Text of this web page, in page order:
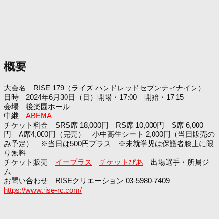
概要
大会名 RISE 179（ライズ ハンドレッドセブンティナイン）
日時 2024年6月30日（日）開場・17:00 開始・17:15
会場 後楽園ホール
中継 ABEMA
チケット料金 SRS席 18,000円 RS席 10,000円 S席 6,000
円 A席4,000円（完売） 小中高生シート 2,000円（当日販売の
み予定） ※当日は500円プラス ※未就学児は保護者膝上に限
り無料
チケット販売 イープラス チケットぴあ 出場選手・所属ジ
ム
お問い合わせ RISEクリエーション 03-5980-7409
https://www.rise-rc.com/